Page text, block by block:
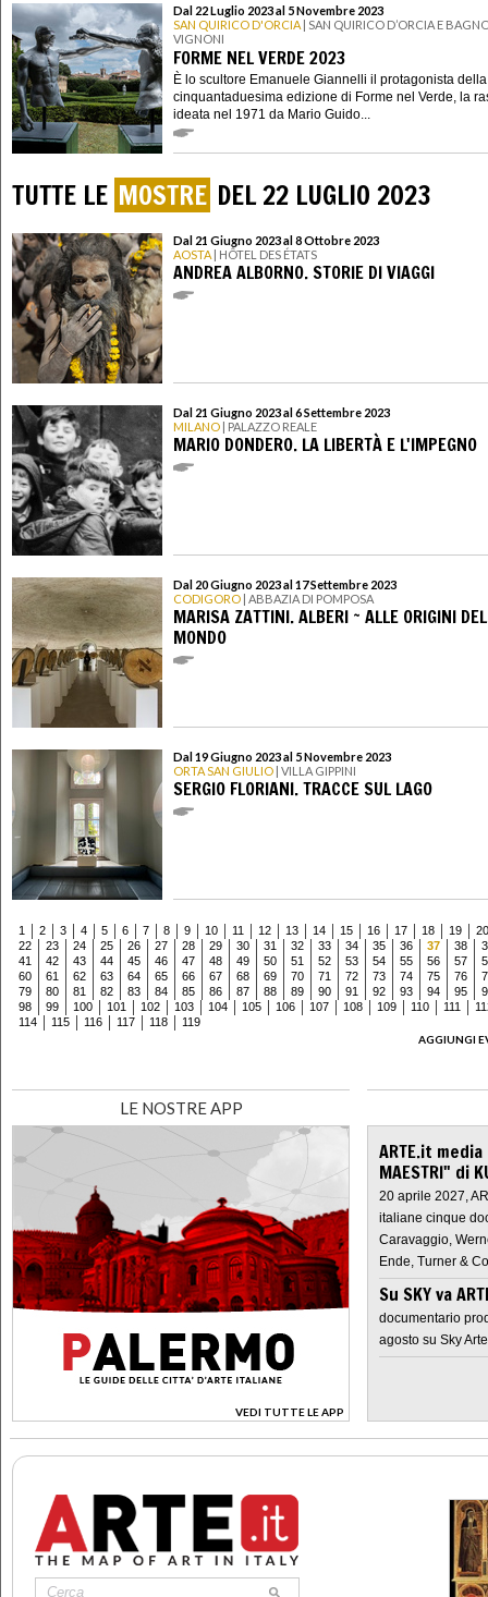
Dal 22 Luglio 2023 al 5 Novembre 2023
SAN QUIRICO D'ORCIA | SAN QUIRICO D’ORCIA E
VIGNONI
FORME NEL VERDE 2023
È lo scultore Emanuele Giannelli il protagonista della
cinquantaduesima edizione di Forme nel Verde, la
ideata nel 1971 da Mario Guido...
TUTTE LE MOSTRE DEL 22 LUGLIO 2023
Dal 21 Giugno 2023 al 8 Ottobre 2023
AOSTA | HÔTEL DES ÉTATS
ANDREA ALBORNO. STORIE DI VIAGGI
Dal 21 Giugno 2023 al 6 Settembre 2023
MILANO | PALAZZO REALE
MARIO DONDERO. LA LIBERTÀ E L'IMPEGNO
Dal 20 Giugno 2023 al 17 Settembre 2023
CODIGORO | ABBAZIA DI POMPOSA
MARISA ZATTINI. ALBERI ~ ALLE ORIGINI DEL
MONDO
Dal 19 Giugno 2023 al 5 Novembre 2023
ORTA SAN GIULIO | VILLA GIPPINI
SERGIO FLORIANI. TRACCE SUL LAGO
1 2 3 4 5 6 7 8 9 10 11 12 13 14 15 16 17 18 19
20
22
23 24 25 26 27 28 29 30 31 32 33 34 35 36 37 38
41
42 43 44 45 46 47 48 49 50 51 52 53 54 55 56 57
60
61 62 63 64 65 66 67 68 69 70 71 72 73 74 75 76
79
80 81 82 83 84 85 86 87 88 89 90 91 92 93 94 95
98
99 100 101 102 103 104 105 106 107 108 109 110 111
114
115 116 117 118
119
AGGIUNGI
LE NOSTRE APP
VEDI TUTTE LE APP
>
ARTE.it
MAESTRI" di
20 aprile 2027,
italiane cinque
Caravaggio,
Ende, Turner &
Su SKY va
documentario
agosto su Sky Arte